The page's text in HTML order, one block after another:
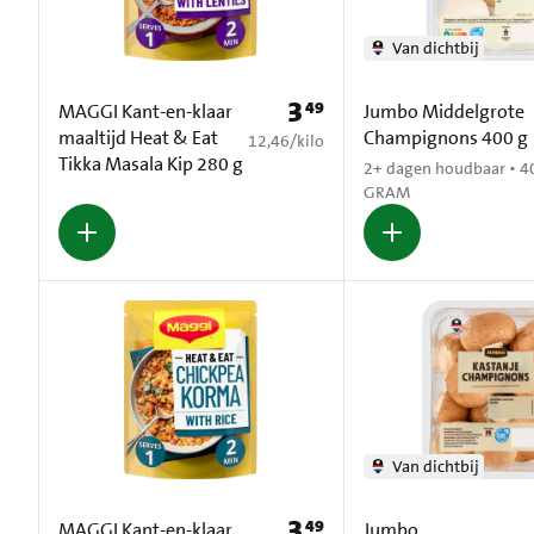
MAGGI Kant-en-klaar
maaltijd Heat & Eat
Tikka Masala Kip 280 g
Prijs: € 3,49
349
€ 12,46 per kilo
12,46/kilo
Jumbo Middelgrote
Champignons 400 g
2+ dagen houdbaar •
GRAM
Van dichtbij
Prijs: € 3,49
49
Van dichtbij